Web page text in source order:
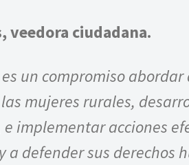
veedora ciudadana.
un compromiso
mujeres rurales,
implementar acciones
a defender sus derechos